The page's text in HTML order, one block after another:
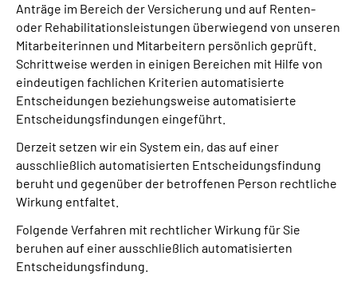
Anträge im Bereich der Versicherung und auf Renten-
oder Rehabilitationsleistungen überwiegend von unseren
Mitarbeiterinnen und Mitarbeitern persönlich geprüft.
Schrittweise werden in einigen Bereichen mit Hilfe von
eindeutigen fachlichen Kriterien automatisierte
Entscheidungen beziehungsweise automatisierte
Entscheidungsfindungen eingeführt.
Derzeit setzen wir ein System ein, das auf einer
ausschließlich automatisierten Entscheidungs­findung
beruht und gegenüber der betroffenen Person rechtliche
Wirkung entfaltet.
Folgende Verfahren mit rechtlicher Wirkung für Sie
beruhen auf einer ausschließlich automatisierten
Entscheidungs­findung.